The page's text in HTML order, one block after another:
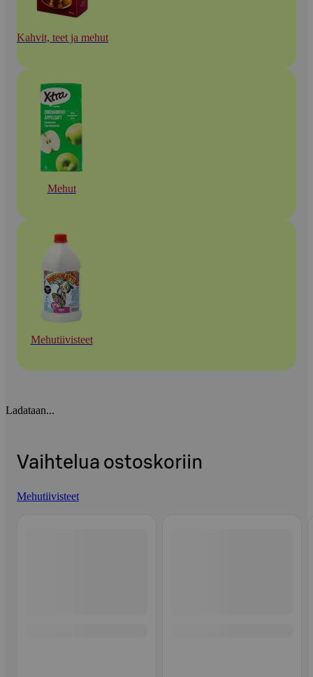
Kahvit, teet ja mehut
Mehut
Mehutiivisteet
Ladataan...
Vaihtelua ostoskoriin
Mehutiivisteet